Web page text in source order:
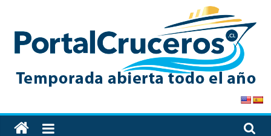
content
PortalCruceros
Toda